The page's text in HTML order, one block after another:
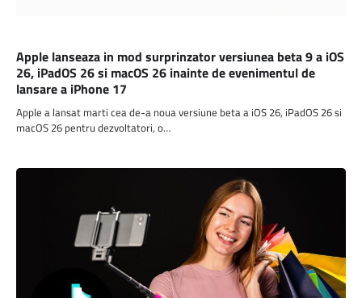
Apple lanseaza in mod surprinzator versiunea beta 9 a iOS
26, iPadOS 26 si macOS 26 inainte de evenimentul de
lansare a iPhone 17
Apple a lansat marti cea de-a noua versiune beta a iOS 26, iPadOS 26 si
macOS 26 pentru dezvoltatori, o…